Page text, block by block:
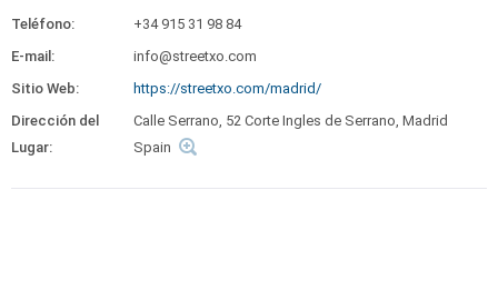
Teléfono:
+34 915 31 98 84
E-mail:
info@streetxo.com
Sitio Web:
https://streetxo.com/madrid/
Dirección del
Lugar:
Calle Serrano, 52 Corte Ingles de Serrano, Madrid
Spain